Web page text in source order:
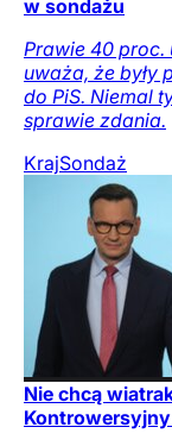
w sondażu
Prawie 40 proc.
uważa, że były
do PiS. Niemal
sprawie zdania.
KrajSondaż
Nie chcą